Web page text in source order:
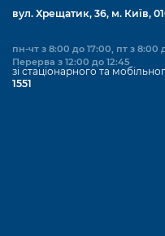
вул. Хрещатик, 36, м. Київ,
пн-чт з 8:00 до 17:00, пт з 8:00
Перерва з 12:00 до 12:45
зі стаціонарного та
1551